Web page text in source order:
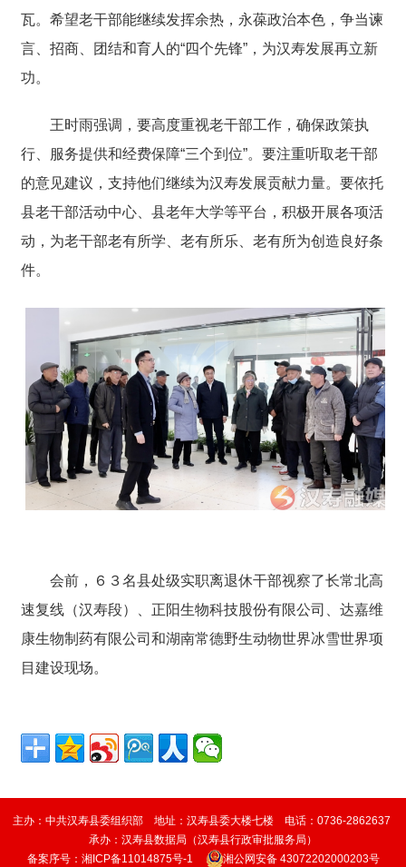
瓦。希望老干部能继续发挥余热，永葆政治本色，争当谏
言、招商、团结和育人的“四个先锋”，为汉寿发展再立新
功。
王时雨强调，要高度重视老干部工作，确保政策执
行、服务提供和经费保障“三个到位”。要注重听取老干部
的意见建议，支持他们继续为汉寿发展贡献力量。要依托
县老干部活动中心、县老年大学等平台，积极开展各项活
动，为老干部老有所学、老有所乐、老有所为创造良好条
件。
会前，６３名县处级实职离退休干部视察了长常北高
速复线（汉寿段）、正阳生物科技股份有限公司、达嘉维
康生物制药有限公司和湖南常德野生动物世界冰雪世界项
目建设现场。
主办：中共汉寿县委组织部 地址：汉寿县委大楼七楼 电话：0736-2862637
承办： 汉寿县数据局（汉寿县行政审批服务局 ）
备案序号： 湘ICP备11014875号-1 湘公网安备 43072202000203号